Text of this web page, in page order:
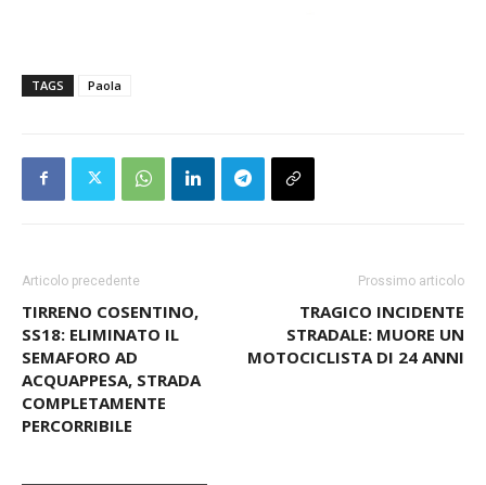
TAGS Paola
Articolo precedente
TIRRENO COSENTINO,
SS18: ELIMINATO IL
SEMAFORO AD
ACQUAPPESA, STRADA
COMPLETAMENTE
PERCORRIBILE
Prossimo articolo
TRAGICO INCIDENTE
STRADALE: MUORE UN
MOTOCICLISTA DI 24 ANNI